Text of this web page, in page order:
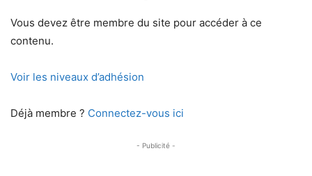
Vous devez être membre du site pour accéder à ce
contenu.
Voir les niveaux d’adhésion
Déjà membre ? Connectez-vous ici
- Publicité -